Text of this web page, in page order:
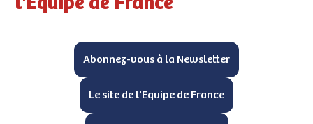
Abonnez-vous à la Newsletter
Le site de l'Equipe de France